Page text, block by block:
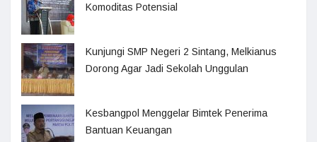
Komoditas Potensial
Kunjungi SMP Negeri 2 Sintang, Melkianus
Dorong Agar Jadi Sekolah Unggulan
Kesbangpol Menggelar Bimtek Penerima
Bantuan Keuangan